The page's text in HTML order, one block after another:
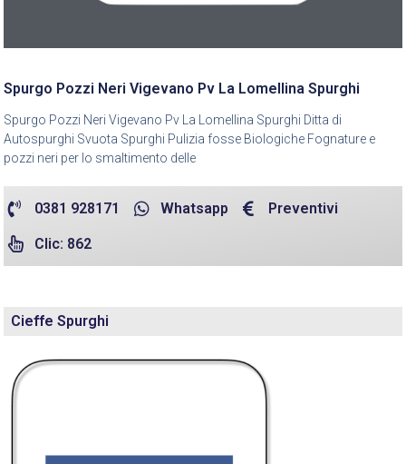
Spurgo Pozzi Neri Vigevano Pv La Lomellina Spurghi
Spurgo Pozzi Neri Vigevano Pv La Lomellina Spurghi Ditta di
Autospurghi Svuota Spurghi Pulizia fosse Biologiche Fognature e
pozzi neri per lo smaltimento delle
0381 928171 Whatsapp Preventivi
Clic: 862
Cieffe Spurghi